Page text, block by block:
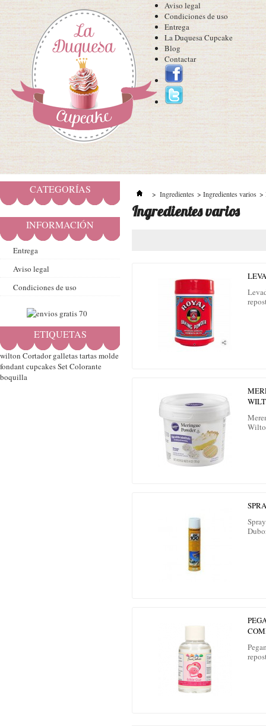
Aviso legal
Condiciones de uso
Entrega
La Duquesa Cupcake
Blog
Contactar
CATEGORÍAS
INFORMACIÓN
Entrega
Aviso legal
Condiciones de uso
ETIQUETAS
wilton Cortador galletastartasmolde
fondantcupcakesSetColorante
boquilla
> Ingredientes > Ingredientes varios >
Ingredientes varios